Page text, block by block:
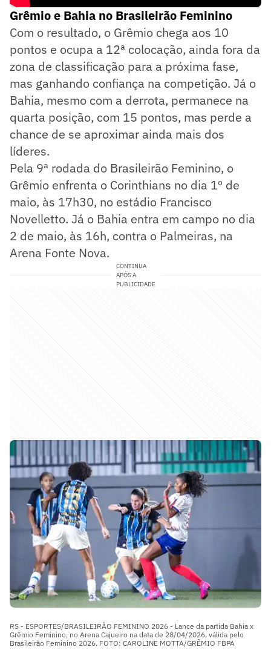
Grêmio e Bahia no Brasileirão Feminino
Com o resultado, o Grêmio chega aos 10
pontos e ocupa a 12ª colocação, ainda fora da
zona de classificação para a próxima fase,
mas ganhando confiança na competição. Já o
Bahia, mesmo com a derrota, permanece na
quarta posição, com 15 pontos, mas perde a
chance de se aproximar ainda mais dos
líderes.
Pela 9ª rodada do Brasileirão Feminino, o
Grêmio enfrenta o Corinthians no dia 1º de
maio, às 17h30, no estádio Francisco
Novelletto. Já o Bahia entra em campo no dia
2 de maio, às 16h, contra o Palmeiras, na
Arena Fonte Nova.
CONTINUA
APÓS A
PUBLICIDADE
RS - ESPORTES/BRASILEIRÃO FEMININO 2026 - Lance da partida Bahia x
Grêmio Feminino, no Arena Cajueiro na data de 28/04/2026, válida pelo
Brasileirão Feminino 2026. FOTO: CAROLINE MOTTA/GRÊMIO FBPA